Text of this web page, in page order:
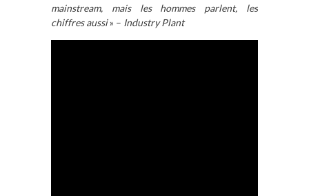
mainstream, mais les hommes parlent, les
chiffres aussi» – Industry Plant